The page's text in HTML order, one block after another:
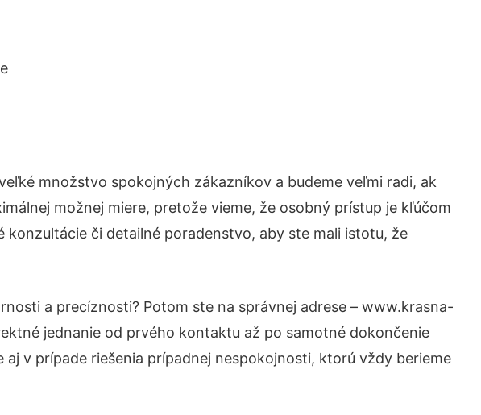
množstvo spokojných zákazníkov a budeme veľmi radi, ak
možnej miere, pretože vieme, že osobný prístup je kľúčom
konzultácie či detailné poradenstvo, aby ste mali istotu, že
a precíznosti? Potom ste na správnej adrese – www.krasna-
jednanie od prvého kontaktu až po samotné dokončenie
v prípade riešenia prípadnej nespokojnosti, ktorú vždy berieme